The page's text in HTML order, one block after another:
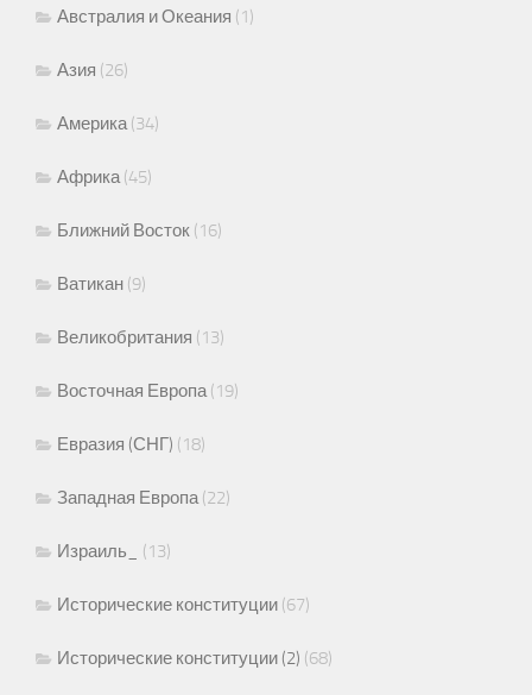
Австралия и Океания (1)
Азия (26)
Америка(34)
Африка(45)
Ближний Восток (16)
Ватикан (9)
Великобритания (13)
Восточная Европа(19)
Евразия (СНГ) (18)
Западная Европа(22)
Израиль_ (13)
Исторические конституции (67)
Исторические конституции (2) (68)